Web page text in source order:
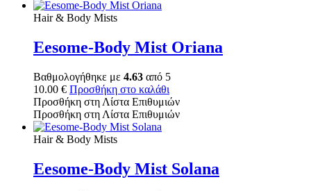
Hair & Body Mists
Eesome-Body Mist Oriana
Βαθμολογήθηκε με 4.63 από 5
10.00 € Προσθήκη στο καλάθι
Προσθήκη στη Λίστα Επιθυμιών
Προσθήκη στη Λίστα Επιθυμιών
Hair & Body Mists
Eesome-Body Mist Solana